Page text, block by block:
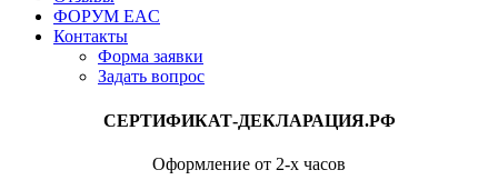
ФОРУМ EAC
Контакты
Форма заявки
Задать вопрос
СЕРТИФИКАТ-ДЕКЛАРАЦИЯ.РФ
Оформление от 2-х часов